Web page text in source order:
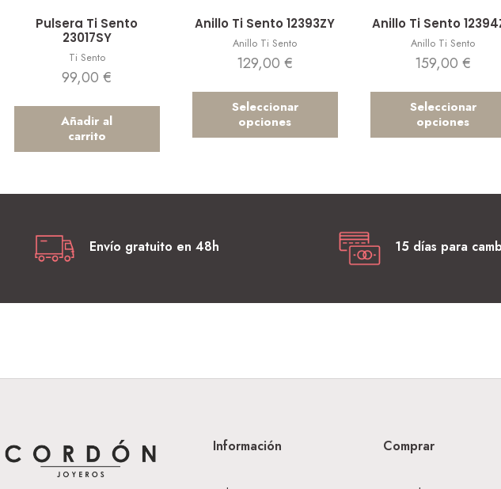
Pulsera Ti Sento
23017SY
Ti Sento
99,00€
Añadir al
carrito
Anillo Ti Sento 12393ZY
Anillo Ti Sento
129,00€
Seleccionar
opciones
Anillo Ti Sento
Anillo Ti Sento
159,00€
Seleccionar
opciones
Envío gratuito en 48h 15 días para
Información Comprar